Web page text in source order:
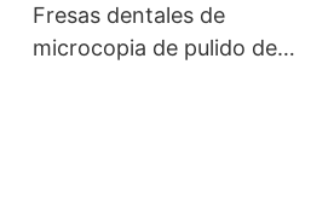
Fresas dentales de
microcopia de pulido de